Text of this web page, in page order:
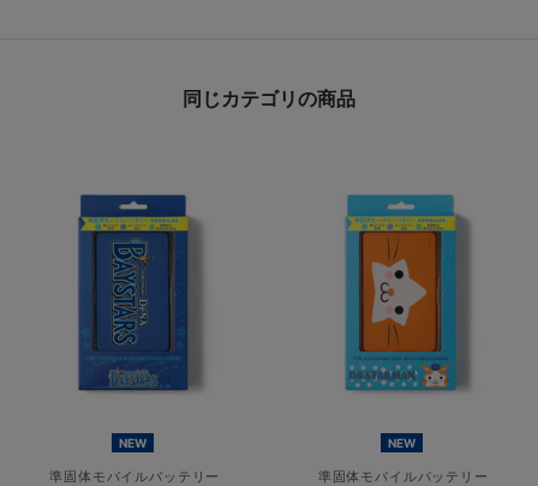
同じカテゴリの商品
NEW
準固体モバイルバッテリー
NEW
準固体モバイルバッテリー